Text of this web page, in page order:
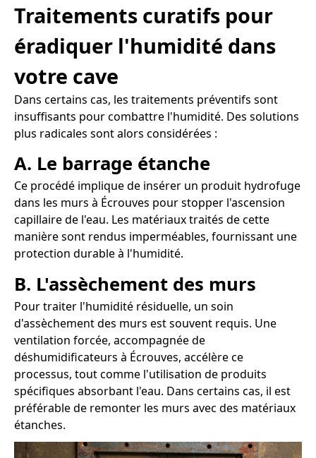
Traitements curatifs pour
éradiquer l'humidité dans
votre cave
Dans certains cas, les traitements préventifs sont
insuffisants pour combattre l'humidité. Des solutions
plus radicales sont alors considérées :
A. Le barrage étanche
Ce procédé implique de insérer un produit hydrofuge
dans les murs à Écrouves pour stopper l'ascension
capillaire de l'eau. Les matériaux traités de cette
manière sont rendus imperméables, fournissant une
protection durable à l'humidité.
B. L'assèchement des murs
Pour traiter l'humidité résiduelle, un soin
d'assèchement des murs est souvent requis. Une
ventilation forcée, accompagnée de
déshumidificateurs à Écrouves, accélère ce
processus, tout comme l'utilisation de produits
spécifiques absorbant l'eau. Dans certains cas, il est
préférable de remonter les murs avec des matériaux
étanches.